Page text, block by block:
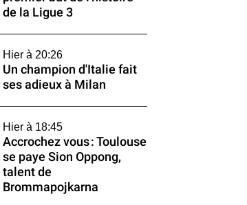
de la Ligue 3
Hier à 20:26
Un champion d'Italie fait
ses adieux à Milan
Hier à 18:45
Accrochez vous : Toulouse
se paye Sion Oppong,
talent de
Brommapojkarna